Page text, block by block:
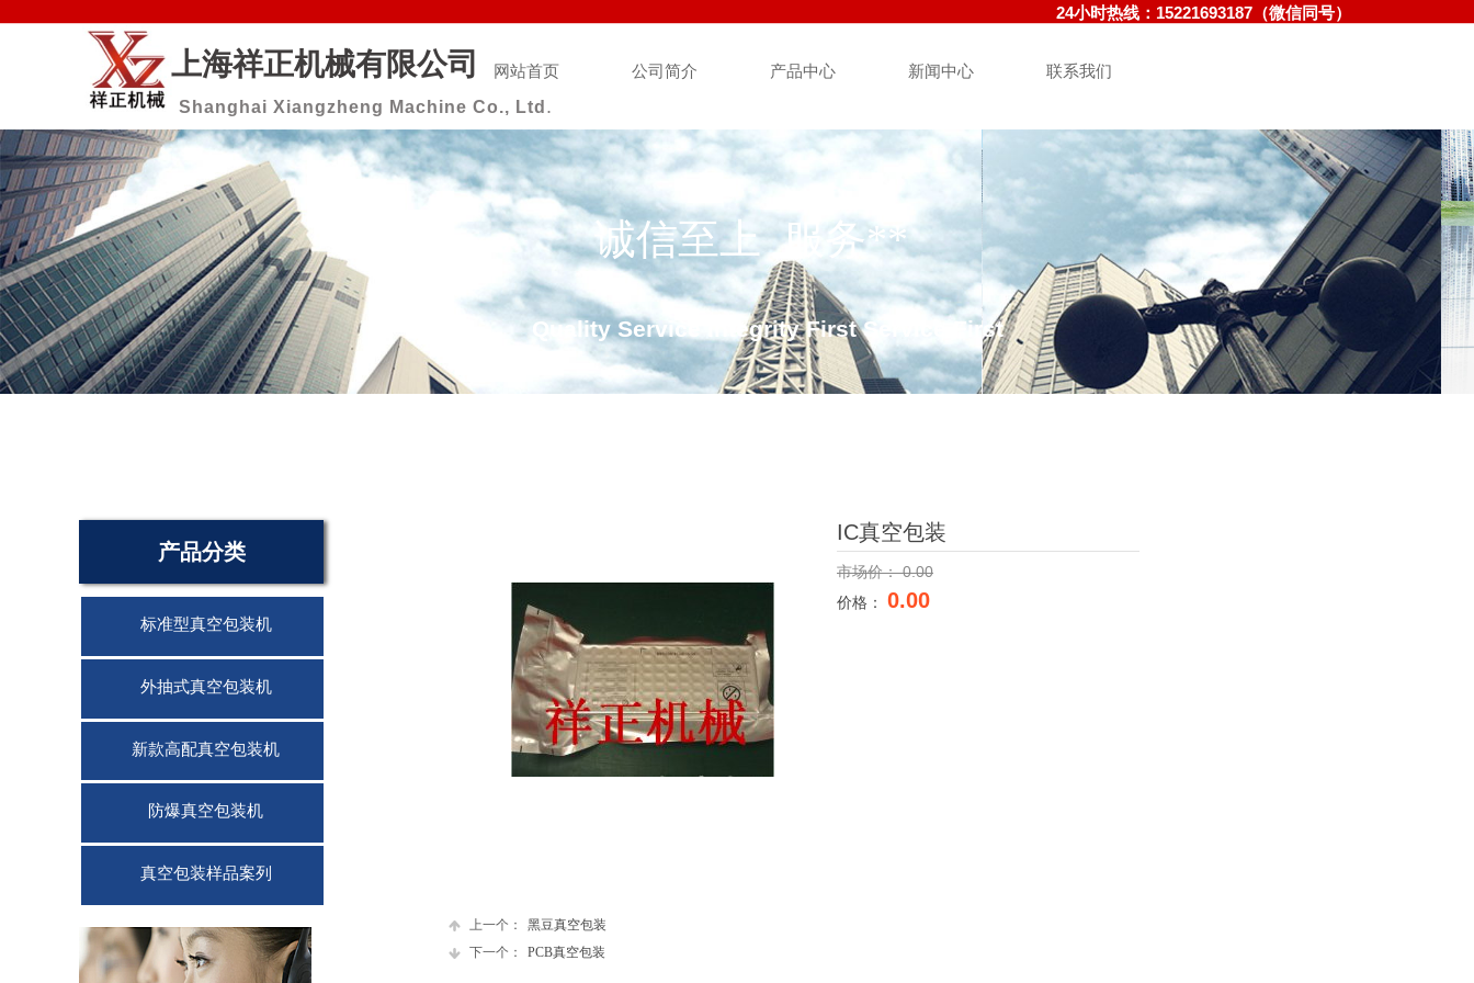
24小时热线：15221693187（微信同号）
上海祥正机械有限公司 网站首页 公司简介 产品中心 新闻中心 联系我们
Shanghai Xiangzheng Machine Co., Ltd .
诚信至上 服务**
Quality Service Integrity First Service First
IC真空包装
市场价：0.00
价格： 0.00
上一个：
黑豆真空包装
下一个：
PCB真空包装
产品分类
标准型真空包装机
外抽式真空包装机
新款高配真空包装机
防爆真空包装机
真空包装样品案列
联系我们